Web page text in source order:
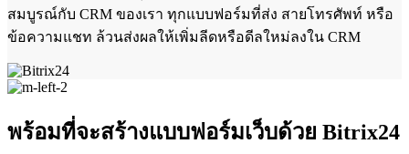
สมบูรณ์กับ CRM ของเรา ทุกแบบฟอร์มที่ส่ง สายโทรศัพท์ หรือ
ข้อความแชท ล้วนส่งผลให้เพิ่มลีดหรือดีลใหม่ลงใน CRM
พร้อมที่จะสร้างแบบฟอร์มเว็บด้วย Bitrix24